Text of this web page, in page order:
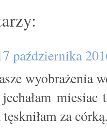
października
wyobrażenia
za